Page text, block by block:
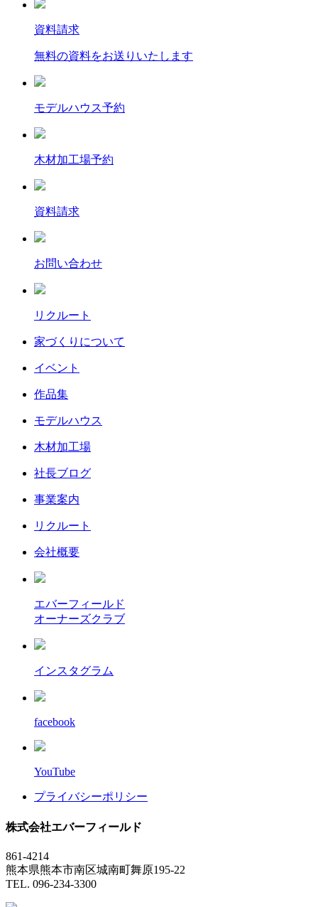
資料請求
無料の資料をお送りいたします
モデルハウス予約
木材加工場予約
資料請求
お問い合わせ
リクルート
家づくりについて
イベント
作品集
モデルハウス
木材加工場
社長ブログ
事業案内
リクルート
会社概要
エバーフィールド
オーナーズクラブ
インスタグラム
facebook
YouTube
プライバシーポリシー
株式会社エバーフィールド
861-4214
熊本県熊本市南区城南町舞原195-22
TEL. 096-234-3300